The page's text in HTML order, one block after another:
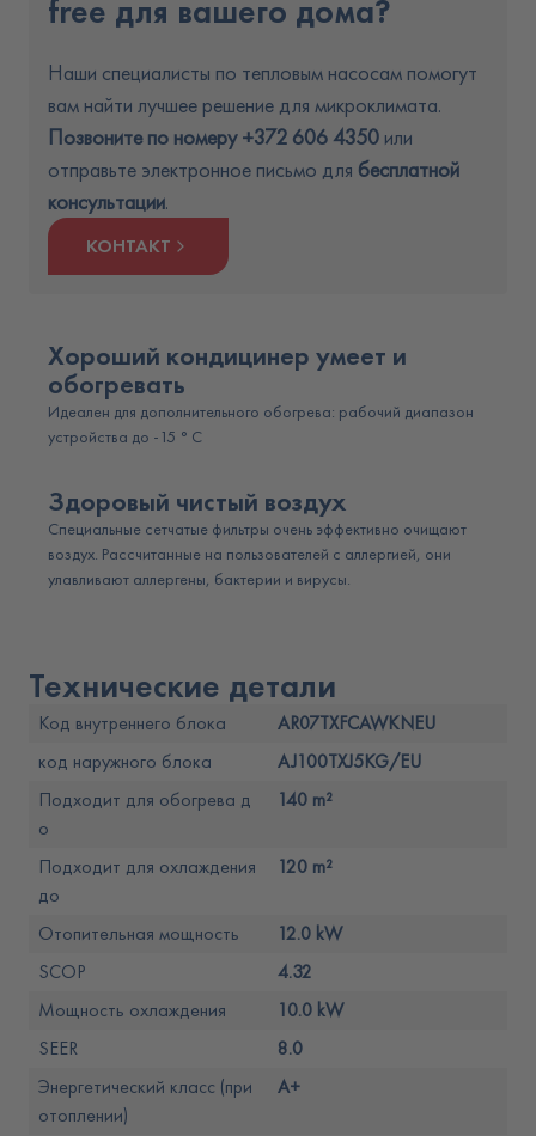
free для вашeго дома?
Наши специалисты по тепловым насосам помогут
вам найти лучшее решение для микроклимата.
Позвоните по номеру +372 606 4350 или
отправьте электронное письмо для бесплатной
консультации.
КОНТАКТ
Хороший кондицинер умеет и
обогревать
Идеален для дополнительного обогрева: рабочий диапазон
устройства до -15 ° C
Здоровый чистый воздух
Специальные сетчатые фильтры очень эффективно очищают
воздух. Рассчитанные на пользователей с аллергией, они
улавливают аллергены, бактерии и вирусы.
Технические детали
Код внутреннего блока
AR07TXFCAWKNEU
код наружного блока
AJ100TXJ5KG/EU
Подходит для обогрева д
о
140 m²
Подходит для охлаждения
до
120 m²
Отопительная мощность
12.0 kW
SCOP
4.32
Мощность охлаждения
10.0 kW
SEER
8.0
Энергетический класс (при
отоплении)
A+